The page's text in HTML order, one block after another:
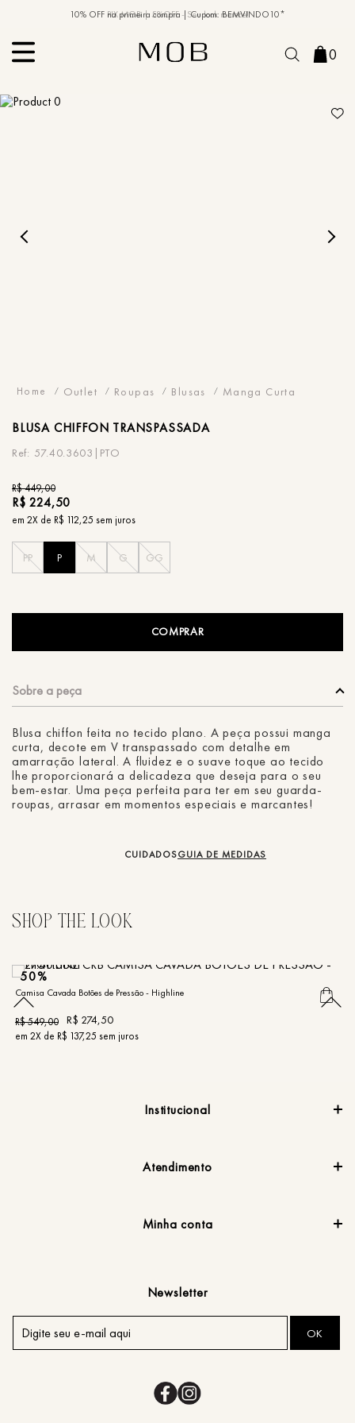
PIX MOB | 5%OFF - Seu look merece!
10% OFF na primeira compra | Cupom: BEMVINDO10*
0
Outlet Roupas Blusas Manga Curta
BLUSA CHIFFON TRANSPASSADA
57.40.3603|PTO
R$449,00
R$ 224,50
em 2X de R$ 112,25 sem juros
PP P M G GG
COMPRAR
Blusa chiffon feita no tecido plano. A peça possui manga
curta, decote em V transpassado com detalhe em
amarração lateral. A fluidez e o suave toque ao tecido
lhe proporcionará a delicadeza que deseja para o seu
bem-estar. Uma peça perfeita para ter em seu guarda-
roupas, arrasar em momentos especiais e marcantes!
CUIDADOSGUIA DE MEDIDAS
50%
Camisa Cavada Botões de Pressão - Highline
R$549,00 R$ 274,50
em 2X de R$ 137,25 sem juros
Institucional
Atendimento
Minha conta
Newsletter
OK